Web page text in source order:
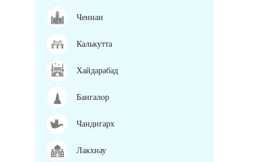
Ченнаи
Калькутта
Хайдарабад
Бангалор
Чандигарх
Лакхнау